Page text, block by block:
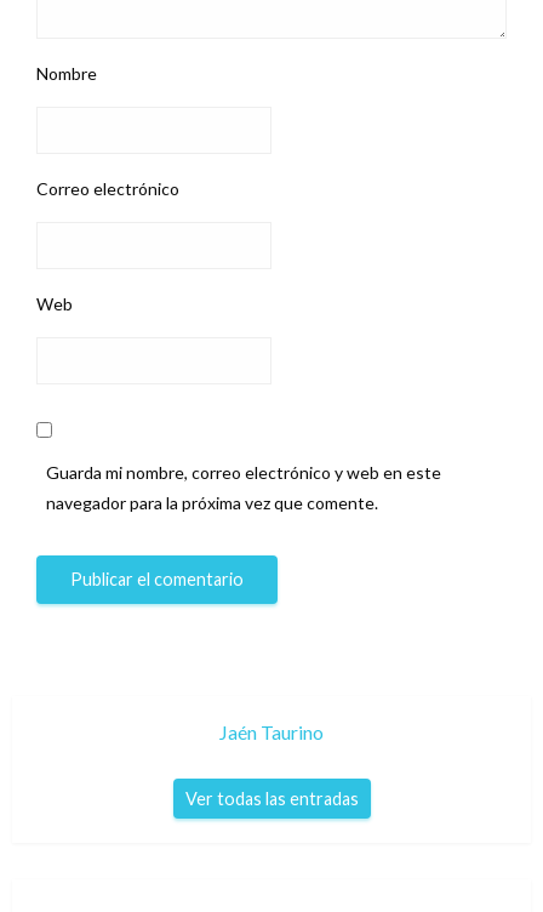
Nombre
Correo electrónico
Web
Guarda mi nombre, correo electrónico y web en este
navegador para la próxima vez que comente.
Jaén Taurino
Ver todas las entradas